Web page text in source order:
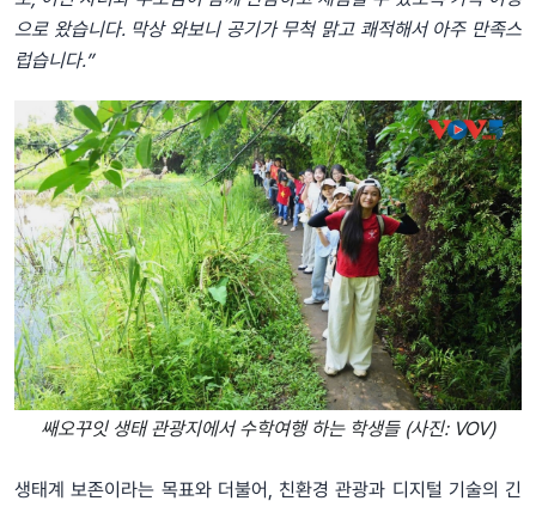
으로 왔습니다. 막상 와보니 공기가 무척 맑고 쾌적해서 아주 만족스
럽습니다.”
쌔오꾸잇 생태 관광지에서 수학여행 하는 학생들 (사진: VOV)
생태계 보존이라는 목표와 더불어, 친환경 관광과 디지털 기술의 긴